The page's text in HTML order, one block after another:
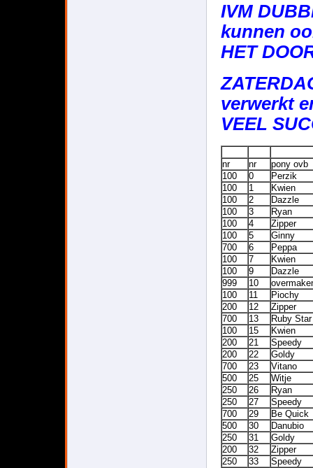
IVM
kunnen
HET
verwerkt
VEEL
nr nr
pony ovb
100
0
Perzik
100
1
Kwien
100
2
Dazzle
100
3
Ryan
100
4
Zipper
100
5
Ginny
700
6
Peppa
100
7
Kwien
100
9
Dazzle
999
10
100
11
Piochy
200
12
Zipper
700
13
Ruby Star
100
15
Kwien
200
21
Speedy
200
22
Goldy
700
23
Vitano
500
25
Witje
250
26
Ryan
250
27
Speedy
700
29
Be Quick
500
30
Danubio
250
31
Goldy
200
32
Zipper
250
33 Speedy